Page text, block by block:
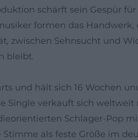
schärft sein Gespür
formen das Handwerk,
zwischen Sehnsucht und
bleibt.
und hält sich 16 Wochen
Single verkauft sich weltweit
Schlager-Pop
als feste Größe im